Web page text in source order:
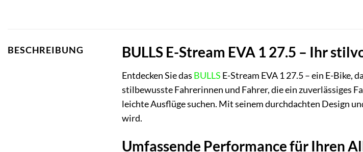
BESCHREIBUNG BULLS E-Stream EVA 1 27.5 – Ihr
Entdecken Sie das BULLS E-Stream EVA 1 27.5 – ein E-Bike,
stilbewusste Fahrerinnen und Fahrer, die ein zuverlässiges
leichte Ausflüge suchen. Mit seinem durchdachten Design
wird.
Umfassende Performance für Ihren